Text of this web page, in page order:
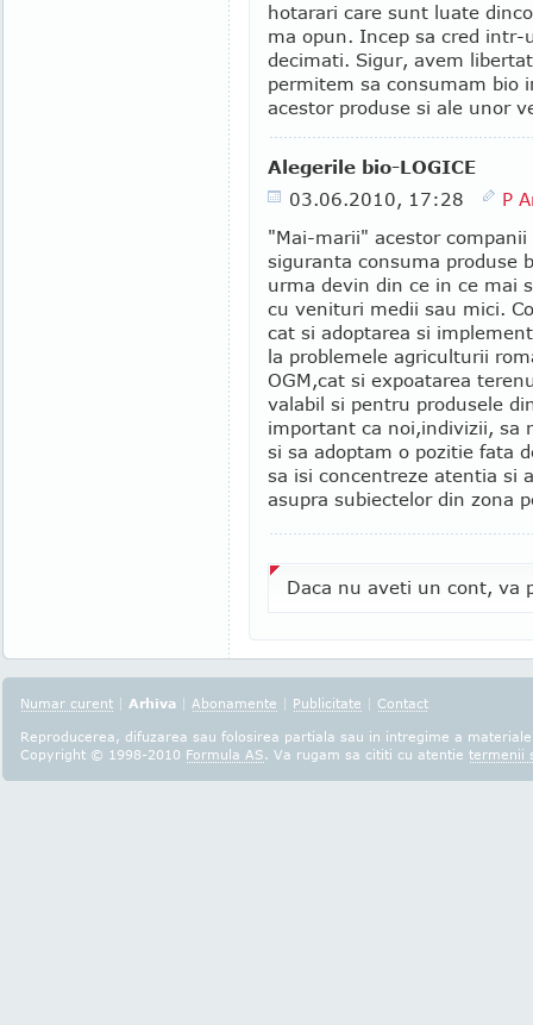
hotarari care sunt luate
ma opun. Incep sa cred
decimati. Sigur, avem
permitem sa consumam bio
acestor produse si ale unor
Alegerile bio-LOGICE
03.06.2010, 17:28
P
"Mai-marii" acestor
siguranta consuma produse
urma devin din ce in ce mai
cu venituri medii sau mici.
cat si adoptarea si
la problemele agriculturii
OGM,cat si expoatarea
valabil si pentru produsele
important ca noi,indivizii, sa
si sa adoptam o pozitie fata
sa isi concentreze atentia si
asupra subiectelor din zona
Daca nu aveti un cont, va
Numar curent | Arhiva | Abonamente | Publicitate | Contact
Reproducerea, difuzarea sau folosirea partiala sau in intregime a
Copyright © 1998-2010 Formula AS. Va rugam sa cititi cu atentie termenii